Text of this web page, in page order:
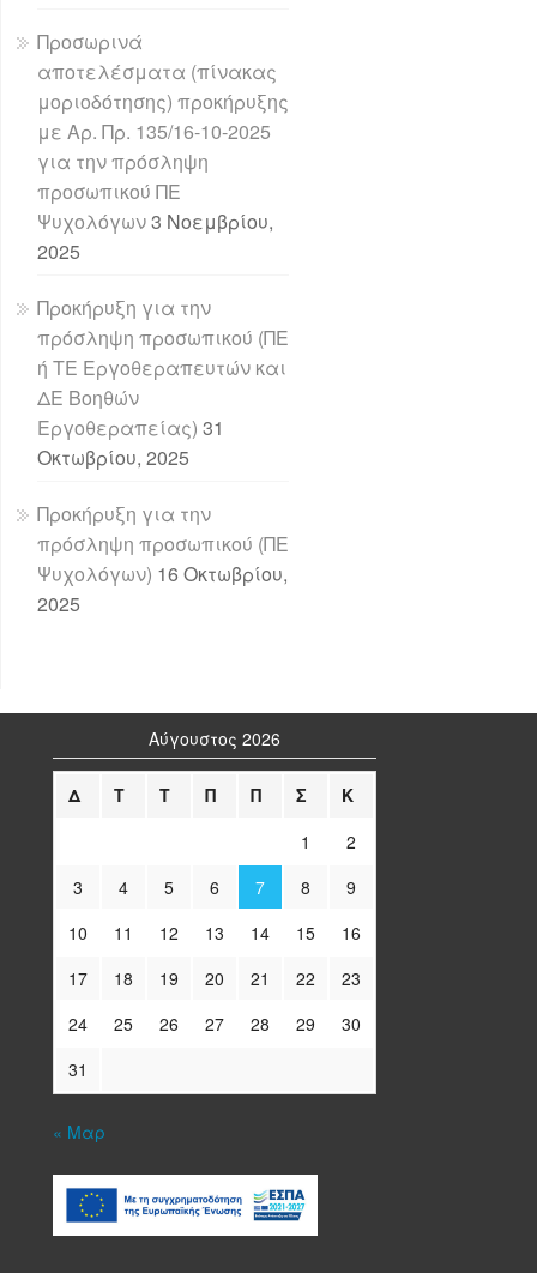
Προσωρινά
αποτελέσματα (πίνακας
μοριοδότησης) προκήρυξης
με Αρ. Πρ. 135/16-10-2025
για την πρόσληψη
προσωπικού ΠΕ
Ψυχολόγων3 Νοεμβρίου,
2025
Προκήρυξη για την
πρόσληψη προσωπικού (ΠΕ
ή ΤΕ Εργοθεραπευτών και
ΔΕ Βοηθών
Εργοθεραπείας) 31
Οκτωβρίου, 2025
Προκήρυξη για την
πρόσληψη προσωπικού (ΠΕ
Ψυχολόγων) 16 Οκτωβρίου,
2025
Αύγουστος 2026
Δ Τ Τ Π Π Σ
Κ
1
2
3
4 5 6 7 8
9
10
11 12 13 14 15
16
17
18 19 20 21 22
23
24
25 26 27 28 29
30
31
« Μαρ